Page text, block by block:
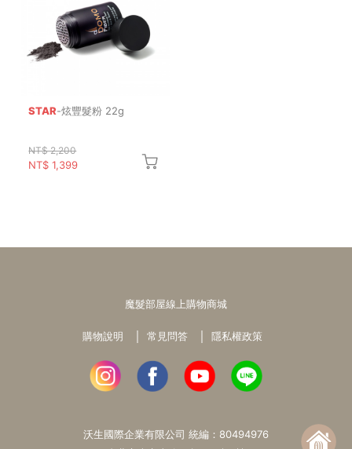
STAR-炫豐髮粉 22g
NT$ 2,200
NT$ 1,399
魔髮部屋線上購物商城
購物說明 常見問答 隱私權政策
沃生國際企業有限公司 統編：80494976